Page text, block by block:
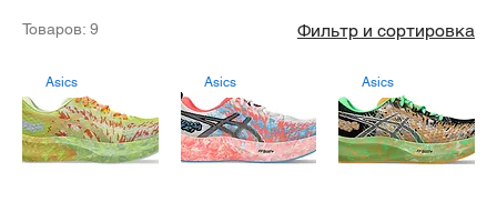
Товаров: 9 Фильтр и сортировка
Asics Asics Asics